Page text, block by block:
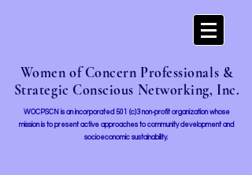
Women of Concern Professionals &
Strategic Conscious Networking, Inc.
WOCPSCN is an incorporated 501 (c)3 non-profit organization whose
mission is to present active approaches to community development and
socioeconomic sustainability.